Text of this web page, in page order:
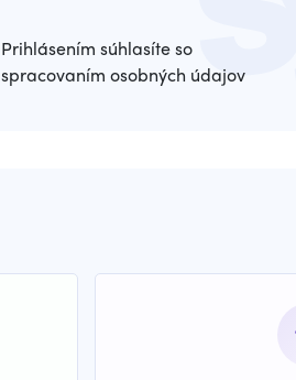
Prihlásením súhlasíte so
spracovaním osobných údajov